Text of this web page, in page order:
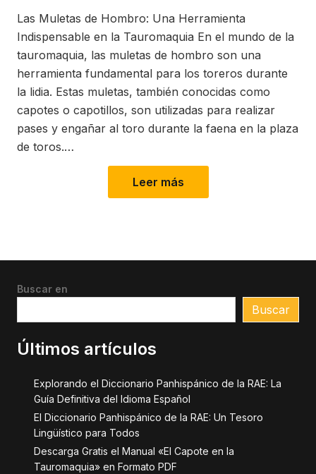
Las Muletas de Hombro: Una Herramienta
Indispensable en la Tauromaquia En el mundo de la
tauromaquia, las muletas de hombro son una
herramienta fundamental para los toreros durante
la lidia. Estas muletas, también conocidas como
capotes o capotillos, son utilizadas para realizar
pases y engañar al toro durante la faena en la plaza
de toros.…
Leer más
Buscar en
Buscar
Últimos artículos
Explorando el Diccionario Panhispánico de la RAE: La
Guía Definitiva del Idioma Español
El Diccionario Panhispánico de la RAE: Un Tesoro
Lingüístico para Todos
Descarga Gratis el Manual «El Capote en la
Tauromaquia» en Formato PDF